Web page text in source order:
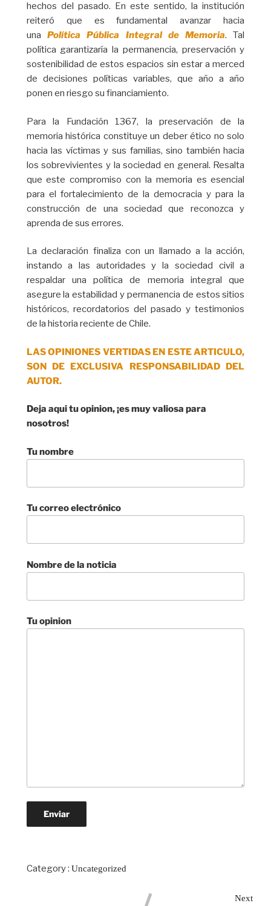
hechos del pasado. En este sentido, la institución
reiteró que es fundamental avanzar hacia
una Política Pública Integral de Memoria. Tal
política garantizaría la permanencia, preservación y
sostenibilidad de estos espacios sin estar a merced
de decisiones políticas variables, que año a año
ponen en riesgo su financiamiento.
Para la Fundación 1367, la preservación de la
memoria histórica constituye un deber ético no solo
hacia las víctimas y sus familias, sino también hacia
los sobrevivientes y la sociedad en general. Resalta
que este compromiso con la memoria es esencial
para el fortalecimiento de la democracia y para la
construcción de una sociedad que reconozca y
aprenda de sus errores.
La declaración finaliza con un llamado a la acción,
instando a las autoridades y la sociedad civil a
respaldar una política de memoria integral que
asegure la estabilidad y permanencia de estos sitios
históricos, recordatorios del pasado y testimonios
de la historia reciente de Chile.
LAS OPINIONES VERTIDAS EN ESTE ARTICULO,
SON DE EXCLUSIVA RESPONSABILIDAD DEL
AUTOR.
Deja aqui tu opinion, ¡es muy valiosa para
nosotros!
Tu nombre
Tu correo electrónico
Nombre de la noticia
Tu opinion
Category : Uncategorized
Next